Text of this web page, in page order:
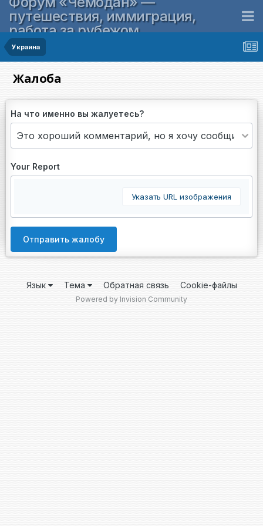
путешествия, иммиграция,
работа за рубежом
Украина
Жалоба
На что именно вы жалуетесь?
Your Report
Указать URL изображения
Отправить жалобу
Язык Тема Обратная связь Cookie-файлы
Powered by Invision Community